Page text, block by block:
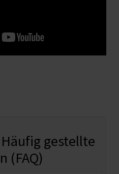
gestellte
(FAQ)